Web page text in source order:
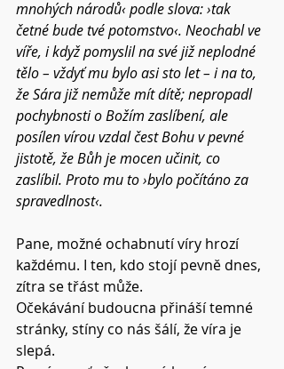
mnohých národů‹ podle slova: ›tak
četné bude tvé potomstvo‹. Neochabl ve
víře, i když pomyslil na své již neplodné
tělo – vždyť mu bylo asi sto let – i na to,
že Sára již nemůže mít dítě; nepropadl
pochybnosti o Božím zaslíbení, ale
posílen vírou vzdal čest Bohu v pevné
jistotě, že Bůh je mocen učinit, co
zaslíbil. Proto mu to ›bylo počítáno za
spravedlnost‹.
Pane, možné ochabnutí víry hrozí
každému. I ten, kdo stojí pevně dnes,
zítra se třást může.
Očekávání budoucna přináší temné
stránky, stíny co nás šálí, že víra je
slepá.